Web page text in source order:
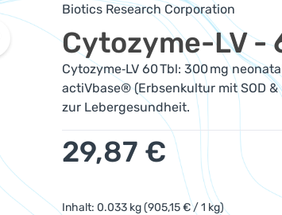
Biotics Research Corporation
Cytozyme-LV -
Cytozyme‑LV 60 Tbl: 300 mg
actiVbase® (Erbsenkultur mit SOD &
zur Lebergesundheit.
Regulärer Preis:
29,87 €
Inhalt: 0.033 kg(905,15 € / 1 kg)